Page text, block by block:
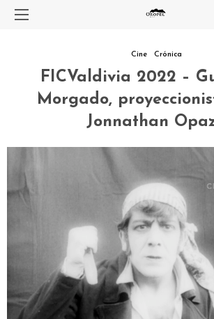
Cine Crónica
FICValdivia 2022 –
Morgado,
Jonnathan